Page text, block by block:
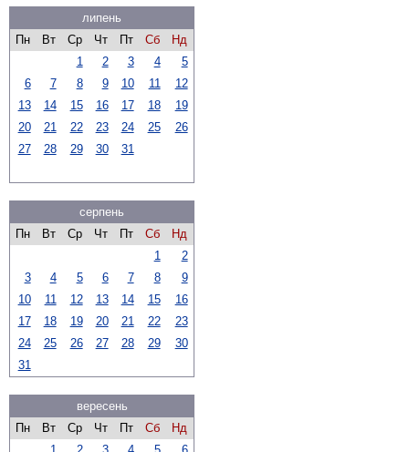
липень
Пн
Вт Ср Чт Пт Сб
Нд
1
2 3 4
5
6
7 8 9 10 11
12
13
14 15 16 17 18
19
20
21 22 23 24 25
26
27
28 29 30 31
серпень
Пн
Вт Ср Чт Пт Сб
Нд
1
2
3
4 5 6 7 8
9
10
11 12 13 14 15
16
17
18 19 20 21 22
23
24
25 26 27 28 29
30
31
вересень
Пн
Вт Ср Чт Пт Сб
Нд